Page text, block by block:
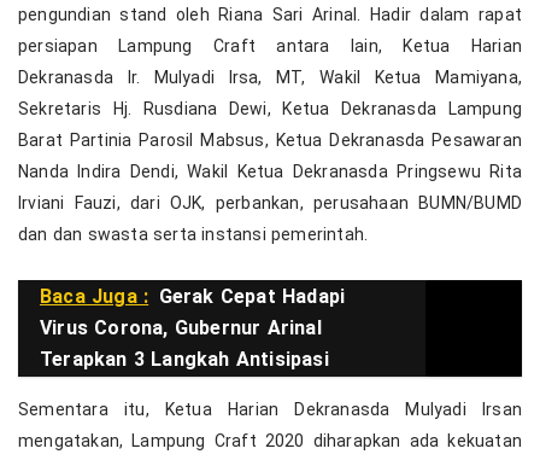
pengundian stand oleh Riana Sari Arinal. Hadir dalam rapat
persiapan Lampung Craft antara lain, Ketua Harian
Dekranasda Ir. Mulyadi Irsa, MT, Wakil Ketua Mamiyana,
Sekretaris Hj. Rusdiana Dewi, Ketua Dekranasda Lampung
Barat Partinia Parosil Mabsus, Ketua Dekranasda Pesawaran
Nanda Indira Dendi, Wakil Ketua Dekranasda Pringsewu Rita
Irviani Fauzi, dari OJK, perbankan, perusahaan BUMN/BUMD
dan dan swasta serta instansi pemerintah.
Baca Juga : Gerak Cepat Hadapi
Virus Corona, Gubernur Arinal
Terapkan 3 Langkah Antisipasi
Sementara itu, Ketua Harian Dekranasda Mulyadi Irsan
mengatakan, Lampung Craft 2020 diharapkan ada kekuatan